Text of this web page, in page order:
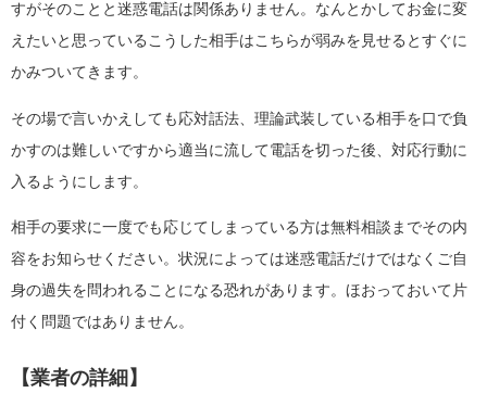
すがそのことと迷惑電話は関係ありません。なんとかしてお金に変
えたいと思っているこうした相手はこちらが弱みを見せるとすぐに
かみついてきます。
その場で言いかえしても応対話法、理論武装している相手を口で負
かすのは難しいですから適当に流して電話を切った後、対応行動に
入るようにします。
相手の要求に一度でも応じてしまっている方は無料相談までその内
容をお知らせください。状況によっては迷惑電話だけではなくご自
身の過失を問われることになる恐れがあります。ほおっておいて片
付く問題ではありません。
【業者の詳細】